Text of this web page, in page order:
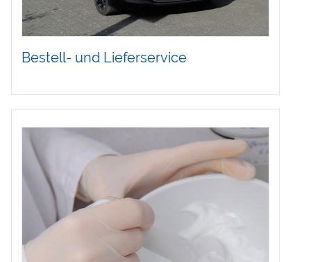
Bestell- und Lieferservice